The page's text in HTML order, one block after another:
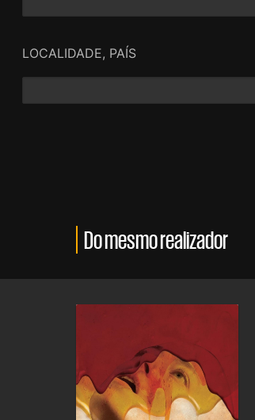
LOCALIDADE, PAÍS
Do mesmo realizador